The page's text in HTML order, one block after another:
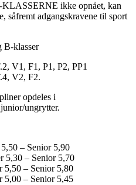
ikke opnået, kan
såfremt adgangskravene til sport
B-klasser
V1, F1, P1, P2, PP1
V2, F2.
opdeles i
ungrytter.
– Senior 5,90
5,30 – Senior 5,70
5,50 – Senior 5,80
5,00 – Senior 5,45